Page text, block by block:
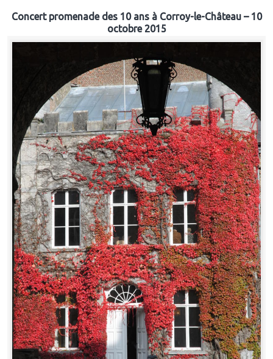
Concert promenade des 10 ans à Corroy-le-Château – 10
octobre 2015